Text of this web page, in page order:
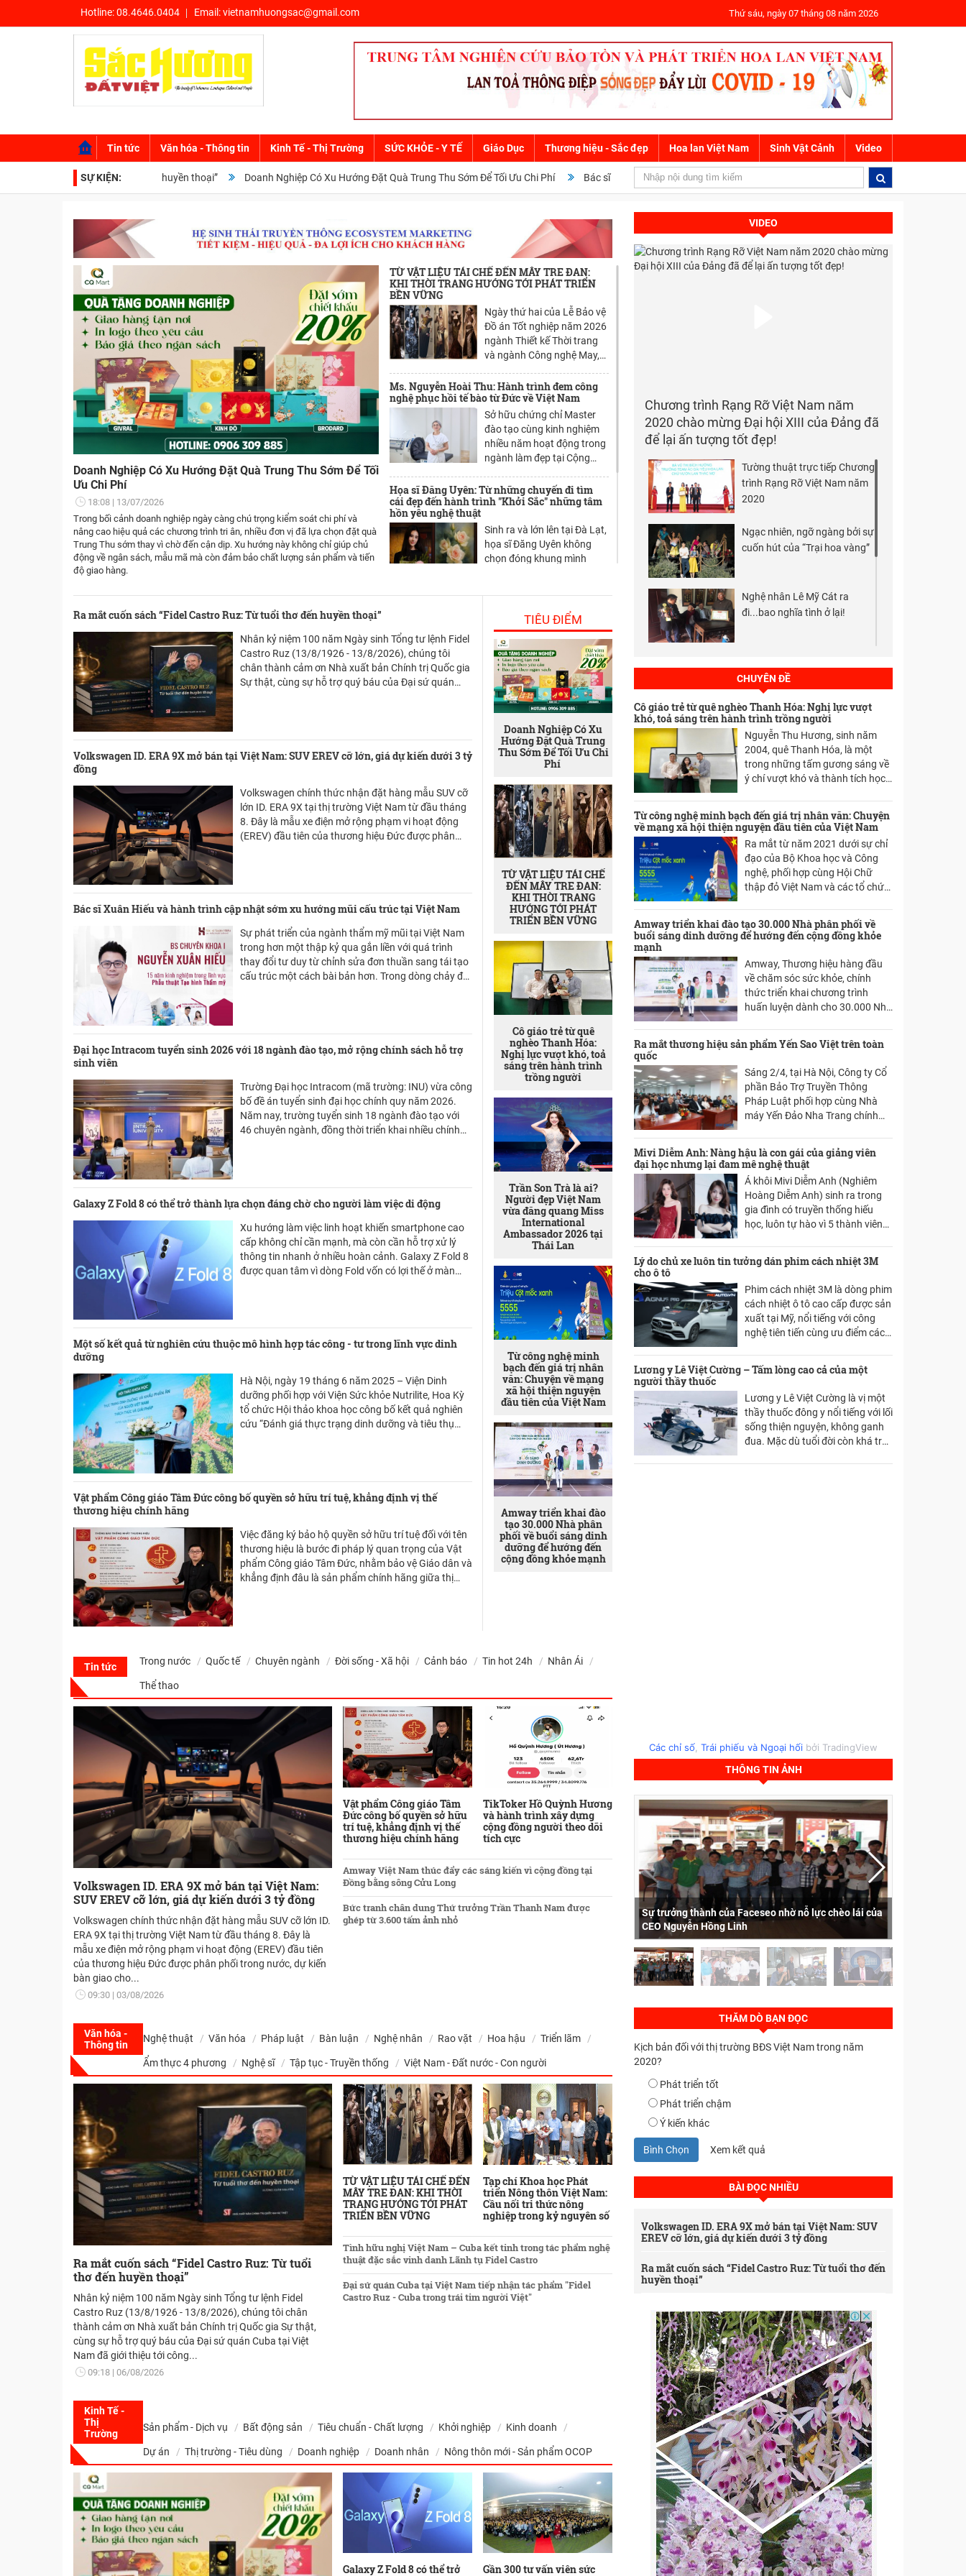
Hotline:08.4646.0404 Email:vietnamhuongsac@gmail.com Thứ sáu, ngày 07 tháng 08 năm 2026
Tin tức Văn hóa - Thông tin Kinh Tế - Thị Trường SỨC KHỎE - Y TẾ Giáo Dục Thương hiệu - Sắc đẹp Hoa lan Việt Nam Sinh Vật Cảnh Video
SỰ KIỆN:
Castro Ruz: Từ tuổi thơ đến huyền thoại” Doanh Nghiệp Có Xu Hướng Đặt Quà Trung Thu Sớm Để Tối Ưu Chi Phí Bác sĩ Xuân Hiếu và hành trình cập nhật sớm xu hướng mũi cấu trúc tại Việt Nam
Doanh Nghiệp Có Xu Hướng Đặt Quà Trung Thu Sớm Để Tối
Ưu Chi Phí
18:08
13/07/2026
Trong bối cảnh doanh nghiệp ngày càng chú trọng kiểm soát chi phí và
nâng cao hiệu quả các chương trình tri ân, nhiều đơn vị đã lựa chọn đặt quà
Trung Thu sớm thay vì chờ đến cận dịp. Xu hướng này không chỉ giúp chủ
động về ngân sách, mẫu mã mà còn đảm bảo chất lượng sản phẩm và tiến
độ giao hàng.
TỪ VẬT LIỆU TÁI CHẾ ĐẾN MÂY TRE ĐAN:
KHI THỜI TRANG HƯỚNG TỚI PHÁT TRIỂN
BỀN VỮNG
Ngày thứ hai của Lễ Bảo vệ
Đồ án Tốt nghiệp năm 2026
ngành Thiết kế Thời trang
và ngành Công nghệ May,
Trường Đại học Sư phạm
Nghệ thuật Trung ương tiếp
tục ghi nhận nhiều ý tưởng
sáng tạo gắn với xu hướng
phát triển bền vững.
Ms. Nguyễn Hoài Thu: Hành trình đem công
nghệ phục hồi tế bào từ Đức về Việt Nam
Sở hữu chứng chỉ Master
đào tạo cùng kinh nghiệm
nhiều năm hoạt động trong
ngành làm đẹp tại Cộng
Nguyễn Hoài Thu là một
trong những chuyên gia
hướng thẩm mỹ sinh học
bền vững. Bằng những trải
nghiệm thực chiến của
thông qua German Stars
Group (GSG), mở ra hướng
đi mới cho các clinic và viện
thẩm mỹ trong nước.
Họa sĩ Đăng Uyên: Từ những chuyến đi tìm
cái đẹp đến hành trình "Khởi Sắc" những tâm
hồn yêu nghệ thuật
Sinh ra và lớn lên tại Đà Lạt,
họa sĩ Đăng Uyên không
chọn đóng khung mình
không ngừng khám phá,
cảm nhận và lưu giữ vẻ đẹp
của cuộc sống bằng những
rung động chân thành
nhất. Từ tình yêu dành cho
hội họa, nữ họa sĩ trẻ đã
sáng lập Art House Dalat để
kết nối cộng đồng sáng tạo
tại phố núi.
nơi làm việc xuất sắc hàng đầu Việt Nam 2026
TP.HCM, ngày 26/05/2026 -
Amway Việt Nam tự hào
năm thứ hai liên tiếp được
vinh danh trong Bảng xếp
hạng Best Workplaces in
Vietnam™ 2026 (Nơi làm
Nam 2026) ở Hạng mục
doanh nghiệp vừa. Trong
đó, Amway Việt Nam vinh
hạng năm nay. Đây là bảng
xếp hạng uy tín do Great
Place To Work® – cơ quan
toàn cầu về văn hóa nơi làm
việc công bố.
Ra mắt cuốn sách “Fidel Castro Ruz: Từ tuổi thơ đến huyền thoại”
Nhân kỷ niệm 100 năm Ngày sinh Tổng tư lệnh Fidel
Castro Ruz (13/8/1926 - 13/8/2026), chúng tôi
chân thành cảm ơn Nhà xuất bản Chính trị Quốc gia
Sự thật, cùng sự hỗ trợ quý báu của Đại sứ quán
Xuân Nguyên.
Volkswagen ID. ERA 9X mở bán tại Việt Nam: SUV EREV cỡ lớn, giá dự kiến dưới 3 tỷ
đồng
Volkswagen chính thức nhận đặt hàng mẫu SUV cỡ
lớn ID. ERA 9X tại thị trường Việt Nam từ đầu tháng
8. Đây là mẫu xe điện mở rộng phạm vi hoạt động
(EREV) đầu tiên của thương hiệu Đức được phân
Bác sĩ Xuân Hiếu và hành trình cập nhật sớm xu hướng mũi cấu trúc tại Việt Nam
Sự phát triển của ngành thẩm mỹ mũi tại Việt Nam
trong hơn một thập kỷ qua gắn liền với quá trình
thay đổi tư duy từ chỉnh sửa đơn thuần sang tái tạo
cấu trúc một cách bài bản hơn. Trong dòng chảy đó,
phương pháp này chưa phổ biến rộng rãi như hiện
nay.
Đại học Intracom tuyển sinh 2026 với 18 ngành đào tạo, mở rộng chính sách hỗ trợ
sinh viên
Trường Đại học Intracom (mã trường: INU) vừa công
bố đề án tuyển sinh đại học chính quy năm 2026.
Năm nay, trường tuyển sinh 18 ngành đào tạo với
46 chuyên ngành, đồng thời triển khai nhiều chính
Galaxy Z Fold 8 có thể trở thành lựa chọn đáng chờ cho người làm việc di động
Xu hướng làm việc linh hoạt khiến smartphone cao
cấp không chỉ cần mạnh, mà còn cần hỗ trợ xử lý
thông tin nhanh ở nhiều hoàn cảnh. Galaxy Z Fold 8
được quan tâm vì dòng Fold vốn có lợi thế ở màn
với nhóm người dùng cần một thiết bị làm việc di
động gọn hơn laptop.
Một số kết quả từ nghiên cứu thuộc mô hình hợp tác công - tư trong lĩnh vực dinh
dưỡng
Hà Nội, ngày 19 tháng 6 năm 2025 – Viện Dinh
dưỡng phối hợp với Viện Sức khỏe Nutrilite, Hoa Kỳ
tổ chức Hội thảo khoa học công bố kết quả nghiên
cứu “Đánh giá thực trạng dinh dưỡng và tiêu thụ
Vật phẩm Công giáo Tâm Đức công bố quyền sở hữu trí tuệ, khẳng định vị thế
thương hiệu chính hãng
Việc đăng ký bảo hộ quyền sở hữu trí tuệ đối với tên
thương hiệu là bước đi pháp lý quan trọng của Vật
phẩm Công giáo Tâm Đức, nhằm bảo vệ Giáo dân và
khẳng định đâu là sản phẩm chính hãng giữa thị
TIÊU ĐIỂM
Doanh Nghiệp Có Xu
Hướng Đặt Quà Trung
Thu Sớm Để Tối Ưu Chi
Phí
TỪ VẬT LIỆU TÁI CHẾ
ĐẾN MÂY TRE ĐAN:
KHI THỜI TRANG
HƯỚNG TỚI PHÁT
TRIỂN BỀN VỮNG
Cô giáo trẻ từ quê
nghèo Thanh Hóa:
Nghị lực vượt khó, toả
sáng trên hành trình
trồng người
Trần Son Trà là ai?
Người đẹp Việt Nam
vừa đăng quang Miss
International
Ambassador 2026 tại
Thái Lan
Từ công nghệ minh
bạch đến giá trị nhân
văn: Chuyện về mạng
xã hội thiện nguyện
đầu tiên của Việt Nam
Amway triển khai đào
tạo 30.000 Nhà phân
phối về buổi sáng dinh
dưỡng để hướng đến
cộng đồng khỏe mạnh
Tin tức Trong nước Quốc tế Chuyên ngành Đời sống - Xã hội Cảnh báo Tin hot 24h Nhân Ái
Thể thao
Volkswagen ID. ERA 9X mở bán tại Việt Nam:
SUV EREV cỡ lớn, giá dự kiến dưới 3 tỷ đồng
Volkswagen chính thức nhận đặt hàng mẫu SUV cỡ lớn ID.
ERA 9X tại thị trường Việt Nam từ đầu tháng 8. Đây là
mẫu xe điện mở rộng phạm vi hoạt động (EREV) đầu tiên
của thương hiệu Đức được phân phối trong nước, dự kiến
bàn giao cho...
09:30 03/08/2026
Vật phẩm Công giáo Tâm
Đức công bố quyền sở hữu
trí tuệ, khẳng định vị thế
thương hiệu chính hãng
TikToker Hồ Quỳnh Hương
và hành trình xây dựng
cộng đồng người theo dõi
tích cực
Amway Việt Nam thúc đẩy các sáng kiến vì cộng đồng tại
Đồng bằng sông Cửu Long
Bức tranh chân dung Thứ trưởng Trần Thanh Nam được
ghép từ 3.600 tấm ảnh nhỏ
Văn hóa -
Thông tin
Nghệ thuật Văn hóa Pháp luật Bàn luận Nghệ nhân Rao vặt Hoa hậu Triển lãm
Ẩm thực 4 phương Nghệ sĩ Tập tục - Truyền thống Việt Nam - Đất nước - Con người
Ra mắt cuốn sách “Fidel Castro Ruz: Từ tuổi
thơ đến huyền thoại”
Nhân kỷ niệm 100 năm Ngày sinh Tổng tư lệnh Fidel
Castro Ruz (13/8/1926 - 13/8/2026), chúng tôi chân
thành cảm ơn Nhà xuất bản Chính trị Quốc gia Sự thật,
cùng sự hỗ trợ quý báu của Đại sứ quán Cuba tại Việt
Nam đã giới thiệu tới công...
09:18 06/08/2026
TỪ VẬT LIỆU TÁI CHẾ ĐẾN
MÂY TRE ĐAN: KHI THỜI
TRANG HƯỚNG TỚI PHÁT
TRIỂN BỀN VỮNG
Tạp chí Khoa học Phát
triển Nông thôn Việt Nam:
Cầu nối tri thức nông
nghiệp trong kỷ nguyên số
Tình hữu nghị Việt Nam – Cuba kết tinh trong tác phẩm nghệ
thuật đặc sắc vinh danh Lãnh tụ Fidel Castro
Đại sứ quán Cuba tại Việt Nam tiếp nhận tác phẩm "Fidel
Castro Ruz - Cuba trong trái tim người Việt"
Kinh Tế -
Thị
Trường
Sản phẩm - Dịch vụ Bất động sản Tiêu chuẩn - Chất lượng Khởi nghiệp Kinh doanh
Dự án Thị trường - Tiêu dùng Doanh nghiệp Doanh nhân Nông thôn mới - Sản phẩm OCOP
Galaxy Z Fold 8 có thể trở
Gần 300 tư vấn viên sức
VIDEO
Chương trình Rạng Rỡ Việt Nam năm
2020 chào mừng Đại hội XIII của Đảng đã
để lại ấn tượng tốt đẹp!
Tường thuật trực tiếp Chương
trình Rạng Rỡ Việt Nam năm
2020
Ngạc nhiên, ngỡ ngàng bởi sự
cuốn hút của “Trại hoa vàng”
Nghệ nhân Lê Mỹ Cát ra
đi...bao nghĩa tình ở lại!
vì dịch COVID-19: Hoa ly đầy
vườn không ai cắt, hoa cúc
nhổ bỏ vứt ven đường
BÀ TRƯƠNG THỊ MAI - ỦY
VIÊN BỘ CHÍNH TRỊ, BÍ THƯ
TƯ ĐẢNG, TRƯỞNG BAN DÂN
VẬN TW PHÁT BIỂU TẠI ĐẠI
HỘI VI HỘI SVC VIỆT NAM
CHUYÊN ĐỀ
Cô giáo trẻ từ quê nghèo Thanh Hóa: Nghị lực vượt
khó, toả sáng trên hành trình trồng người
Nguyễn Thu Hương, sinh năm
2004, quê Thanh Hóa, là một
trong những tấm gương sáng về
ý chí vượt khó và thành tích học
Nam. Lớn lên trong gia đình nông
thôn nghèo khó, bố mẹ sức khỏe
yếu thường xuyên ốm đau, hai
em nhỏ còn đang tuổi ăn học,
Hương từ sớm đã quen với việc
chia sẻ gánh nặng kinh tế. Khi
bước chân vào giảng đường đại
học tại Hà Nội, cô phải tự lo liệu
mọi thứ: học phí, sinh hoạt, ăn ở
và hỗ trợ gia đình ở quê.
Từ công nghệ minh bạch đến giá trị nhân văn: Chuyện
về mạng xã hội thiện nguyện đầu tiên của Việt Nam
Ra mắt từ năm 2021 dưới sự chỉ
đạo của Bộ Khoa học và Công
nghệ, phối hợp cùng Hội Chữ
thập đỏ Việt Nam và các tổ chức
nguyện do Ngân hàng TMCP
Quân đội (MB) phát triển đã mở
ra một hướng đi mới cho hoạt
động thiện nguyện cộng đồng
trong thời đại số.
Amway triển khai đào tạo 30.000 Nhà phân phối về
buổi sáng dinh dưỡng để hướng đến cộng đồng khỏe
mạnh
Amway, Thương hiệu hàng đầu
về chăm sóc sức khỏe, chính
thức triển khai chương trình
huấn luyện dành cho 30.000 Nhà
sáng Dinh dưỡng. Đây là một
sáng kiến quan trọng nhằm nâng
quen ăn sáng khoa học cho
người Việt, với sự phối hợp chặt
chẽ giữa Amway Việt Nam và
Viện Dinh dưỡng Quốc gia.
Ra mắt thương hiệu sản phẩm Yến Sao Việt trên toàn
quốc
Sáng 2/4, tại Hà Nội, Công ty Cổ
phần Bảo Trợ Truyền Thông
Pháp Luật phối hợp cùng Nhà
máy Yến Đảo Nha Trang chính
cấp, mang đến giá trị dinh dưỡng
vượt trội cho người tiêu dùng.
Mivi Diễm Anh: Nàng hậu là con gái của giảng viên
đại học nhưng lại đam mê nghệ thuật
Á khôi Mivi Diễm Anh (Nghiêm
Hoàng Diễm Anh) sinh ra trong
gia đình có truyền thống hiếu
học, luôn tự hào vì 5 thành viên
theo đuổi nghệ thuật.
Lý do chủ xe luôn tin tưởng dán phim cách nhiệt 3M
cho ô tô
Phim cách nhiệt 3M là dòng phim
cách nhiệt ô tô cao cấp được sản
xuất tại Mỹ, nổi tiếng với công
nghệ tiên tiến cùng ưu điểm cách
ở hơn 80 quốc gia trên toàn thế
3M lại được ưa chuộng như vậy,
mời các chủ xe tham khảo bài
viết dưới đây để biết lí do.
Lương y Lê Việt Cường – Tấm lòng cao cả của một
người thầy thuốc
Lương y Lê Việt Cường là vị một
thầy thuốc đông y nổi tiếng với lối
sống thiện nguyện, không ganh
đua. Mặc dù tuổi đời còn khá trẻ
Các chỉ số Trái phiếu và Ngoại hối bởi TradingView
THÔNG TIN ẢNH
Sự trưởng thành của Faceseo nhờ nỗ lực chèo lái của
CEO Nguyễn Hồng Linh
THĂM DÒ BẠN ĐỌC
Kịch bản đối với thị trường BĐS Việt Nam trong năm
2020?
Phát triển tốt
Phát triển chậm
Ý kiến khác
Bình Chọn Xem kết quả
BÀI ĐỌC NHIỀU
Volkswagen ID. ERA 9X mở bán tại Việt Nam: SUV
EREV cỡ lớn, giá dự kiến dưới 3 tỷ đồng
Ra mắt cuốn sách “Fidel Castro Ruz: Từ tuổi thơ đến
huyền thoại”